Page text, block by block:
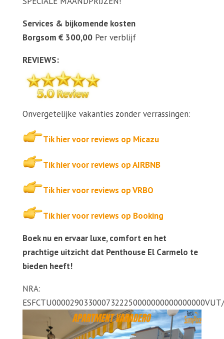
Services & bijkomende kosten
Borgsom € 300,00Per verblijf
REVIEWS:
Onvergetelijke vakanties zonder verrassingen:
Tik hier voor reviews op Micazu
Tik hier voor reviews op AIRBNB
Tik hier voor reviews op VRBO
Tik hier voor reviews op Booking
Boek nu en ervaar luxe, comfort en het
prachtige uitzicht dat Penthouse El Carmelo te
bieden heeft!
NRA: